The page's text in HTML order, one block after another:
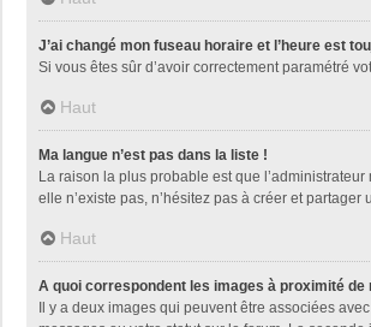
J’ai changé mon fuseau horaire et l’heure est
Si vous êtes sûr d’avoir correctement paramétré
Haut
Ma langue n’est pas dans la liste !
La raison la plus probable est que
elle n’existe pas, n’hésitez pas à créer et
Haut
A quoi correspondent les images à proximité de
Il y a deux images qui peuvent être associées